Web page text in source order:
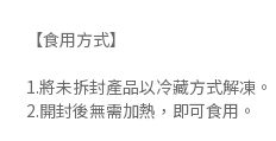
【食用方式】
1.將未拆封產品以冷藏方式解凍。
2.開封後無需加熱，即可食用。